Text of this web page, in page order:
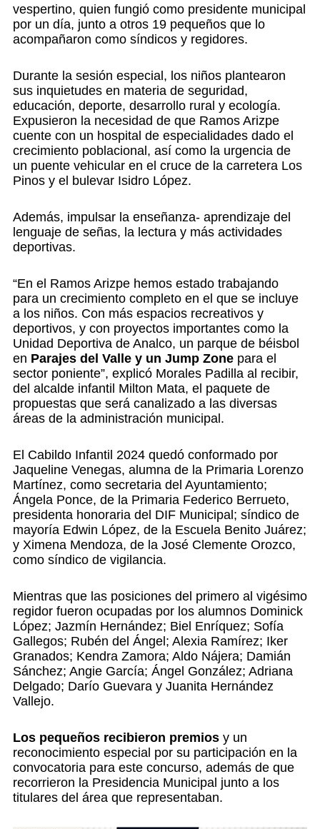
vespertino, quien fungió como presidente municipal
por un día, junto a otros 19 pequeños que lo
acompañaron como síndicos y regidores.
Durante la sesión especial, los niños plantearon
sus inquietudes en materia de seguridad,
educación, deporte, desarrollo rural y ecología.
Expusieron la necesidad de que Ramos Arizpe
cuente con un hospital de especialidades dado el
crecimiento poblacional, así como la urgencia de
un puente vehicular en el cruce de la carretera Los
Pinos y el bulevar Isidro López.
Además, impulsar la enseñanza- aprendizaje del
lenguaje de señas, la lectura y más actividades
deportivas.
“En el Ramos Arizpe hemos estado trabajando
para un crecimiento completo en el que se incluye
a los niños. Con más espacios recreativos y
deportivos, y con proyectos importantes como la
Unidad Deportiva de Analco, un parque de béisbol
en Parajes del Valle y un Jump Zone para el
sector poniente”, explicó Morales Padilla al recibir,
del alcalde infantil Milton Mata, el paquete de
propuestas que será canalizado a las diversas
áreas de la administración municipal.
El Cabildo Infantil 2024 quedó conformado por
Jaqueline Venegas, alumna de la Primaria Lorenzo
Martínez, como secretaria del Ayuntamiento;
Ángela Ponce, de la Primaria Federico Berrueto,
presidenta honoraria del DIF Municipal; síndico de
mayoría Edwin López, de la Escuela Benito Juárez;
y Ximena Mendoza, de la José Clemente Orozco,
como síndico de vigilancia.
Mientras que las posiciones del primero al vigésimo
regidor fueron ocupadas por los alumnos Dominick
López; Jazmín Hernández; Biel Enríquez; Sofía
Gallegos; Rubén del Ángel; Alexia Ramírez; Iker
Granados; Kendra Zamora; Aldo Nájera; Damián
Sánchez; Angie García; Ángel González; Adriana
Delgado; Darío Guevara y Juanita Hernández
Vallejo.
Los pequeños recibieron premios y un
reconocimiento especial por su participación en la
convocatoria para este concurso, además de que
recorrieron la Presidencia Municipal junto a los
titulares del área que representaban.